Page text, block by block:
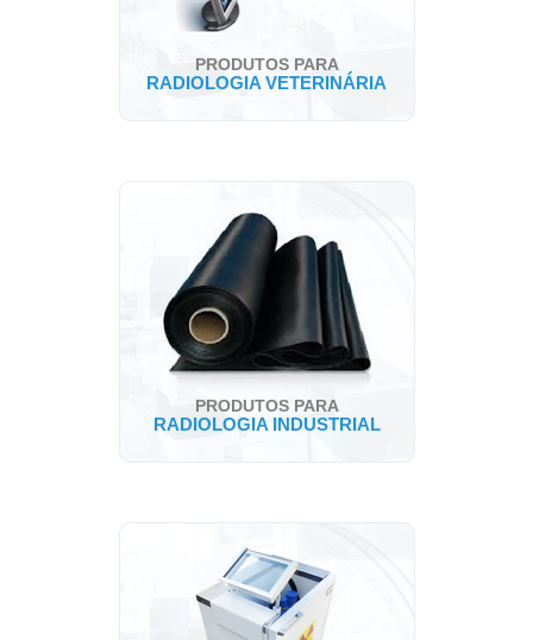
PRODUTOS PARA
RADIOLOGIA VETERINÁRIA
PRODUTOS PARA
RADIOLOGIA INDUSTRIAL